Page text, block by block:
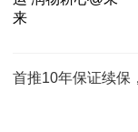
首推10年保证续保